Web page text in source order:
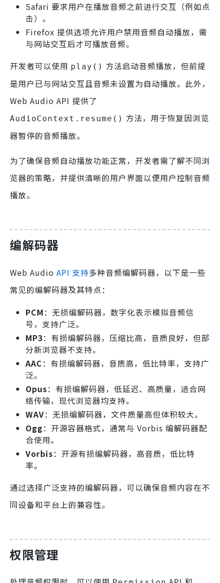
Safari 要求用户在播放音频之前进行交互（例如点
击）。
Firefox 提供选项允许用户禁用音频自动播放，需
与网站交互后才可播放音频。
开发者可以使用 play() 方法启动音频播放，但前提
是用户已与网站交互且音频未设置为自动播放。此外，
Web Audio API 提供了
AudioContext.resume() 方法，用于恢复因浏览
器暂停的音频播放。
为了确保音频自动播放功能正常，开发者需了解不同浏
览器的策略，并提供清晰的用户界面以便用户控制音频
播放。
编解码器
Web Audio API 支持多种音频编解码器，以下是一些
常见的编解码器及其特点：
PCM：无损编解码器，数字化表示模拟音频信
号，支持广泛。
MP3：有损编解码器，压缩比高，音质良好，但部
分新浏览器不支持。
AAC：有损编解码器，音质高，低比特率，支持广
泛。
Opus：有损编解码器，低延迟、高质量，适合网
络传输，现代浏览器均支持。
WAV：无损编解码器，文件质量高但体积较大。
Ogg：开源容器格式，通常与 Vorbis 编解码器配
合使用。
Vorbis：开源有损编解码器，高音质，低比特
率。
通过选择广泛支持的编解码器，可以确保音频内容在不
同设备和平台上的兼容性。
权限管理